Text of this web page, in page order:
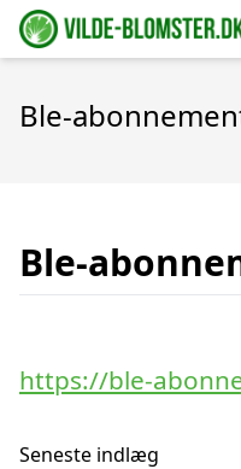
Ble-
Ble-
https://ble-
Seneste indlæg